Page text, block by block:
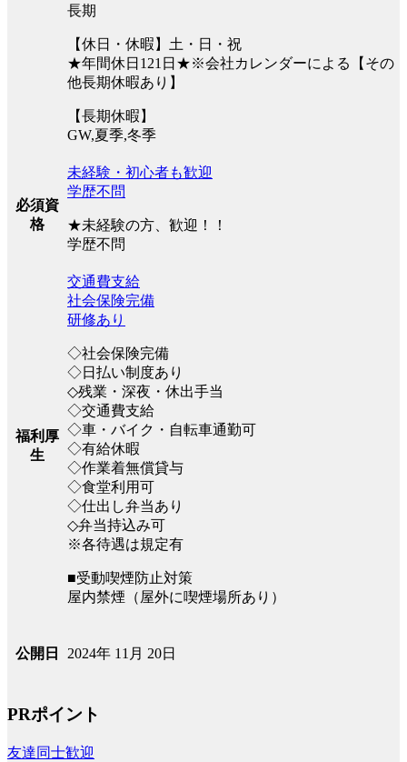
長期
【休日・休暇】土・日・祝
★年間休日121日★※会社カレンダーによる【その
他長期休暇あり】
【長期休暇】
GW,夏季,冬季
必須資
格
未経験・初心者も歓迎
学歴不問
★未経験の方、歓迎！！
学歴不問
福利厚
生
交通費支給
社会保険完備
研修あり
◇社会保険完備
◇日払い制度あり
◇残業・深夜・休出手当
◇交通費支給
◇車・バイク・自転車通勤可
◇有給休暇
◇作業着無償貸与
◇食堂利用可
◇仕出し弁当あり
◇弁当持込み可
※各待遇は規定有
■受動喫煙防止対策
屋内禁煙（屋外に喫煙場所あり）
公開日 2024年 11月 20日
PRポイント
友達同士歓迎